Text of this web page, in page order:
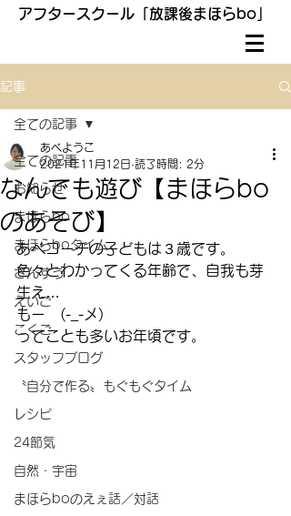
アフタースクール「放課後まほらbo」
記事
全ての記事
お知らせ
まほらbo
まほらboタイム
さんすう
えいご
こくご
スタッフブログ
〝自分で作る〟もぐもぐタイム
レシピ
24節気
自然・宇宙
まほらboのえぇ話／対話
全ての記事
なんでも遊び【まほらbo
のあそび】
あべようこ
2021年11月12日 読了時間: 2分
あべコーチの子どもは３歳です。
色々とわかってくる年齢で、自我も芽
生え…
もー　(-_-メ)
ってことも多いお年頃です。